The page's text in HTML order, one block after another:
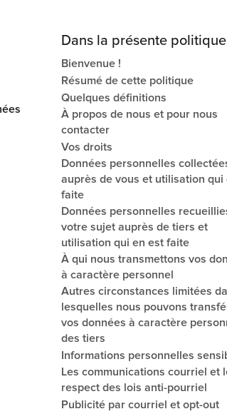
Dans la présente politique
Bienvenue !
Résumé de cette politique
Quelques définitions
À propos de nous et pour nous
contacter
Vos droits
Données personnelles
auprès de vous et utilisation qui
faite
Données personnelles
votre sujet auprès de tiers et
utilisation qui en est faite
À qui nous transmettons vos
à caractère personnel
Autres circonstances limitées
lesquelles nous pouvons
vos données à caractère
des tiers
Informations personnelles
Les communications courriel et
respect des lois anti-pourriel
Publicité par courriel et opt-out